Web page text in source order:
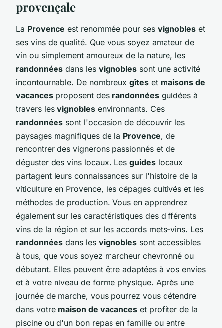
provençale
La Provence est renommée pour ses vignobles et
ses vins de qualité. Que vous soyez amateur de
vin ou simplement amoureux de la nature, les
randonnées dans les vignobles sont une activité
incontournable. De nombreux gîtes et maisons de
vacances proposent des randonnées guidées à
travers les vignobles environnants. Ces
randonnées sont l'occasion de découvrir les
paysages magnifiques de la Provence, de
rencontrer des vignerons passionnés et de
déguster des vins locaux. Les guides locaux
partagent leurs connaissances sur l'histoire de la
viticulture en Provence, les cépages cultivés et les
méthodes de production. Vous en apprendrez
également sur les caractéristiques des différents
vins de la région et sur les accords mets-vins. Les
randonnées dans les vignobles sont accessibles
à tous, que vous soyez marcheur chevronné ou
débutant. Elles peuvent être adaptées à vos envies
et à votre niveau de forme physique. Après une
journée de marche, vous pourrez vous détendre
dans votre maison de vacances et profiter de la
piscine ou d'un bon repas en famille ou entre